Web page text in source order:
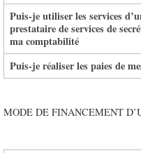
Puis-je utiliser les services
prestataire de services de
ma comptabilité
Puis-je réaliser les paies de
MODE DE FINANCEMENT